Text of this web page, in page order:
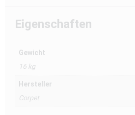
Eigenschaften
Gewicht
16 kg
Hersteller
Corpet